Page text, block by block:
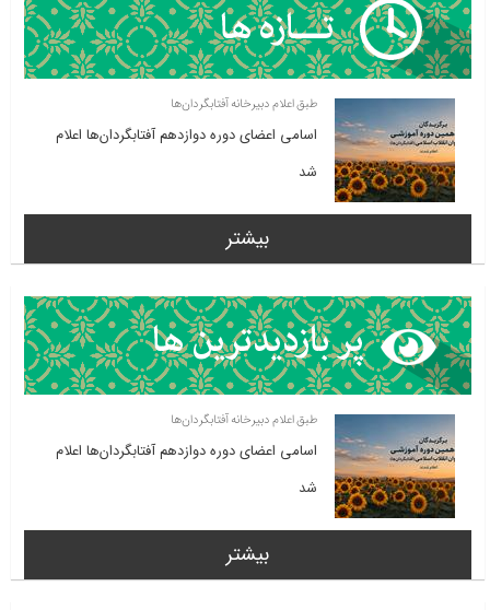
طبق اعلام دبیرخانه آفتابگردان‌ها
اسامی اعضای دوره دوازدهم آفتابگردان‌ها اعلام
شد
بیشتر
طبق اعلام دبیرخانه آفتابگردان‌ها
اسامی اعضای دوره دوازدهم آفتابگردان‌ها اعلام
شد
بیشتر